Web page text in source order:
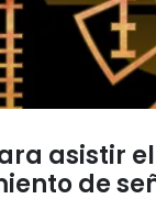
asistir
de